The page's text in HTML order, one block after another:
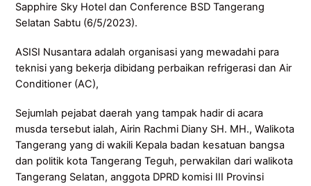
Sapphire Sky Hotel dan Conference BSD Tangerang
Selatan Sabtu (6/5/2023).
ASISI Nusantara adalah organisasi yang mewadahi para
teknisi yang bekerja dibidang perbaikan refrigerasi dan Air
Conditioner (AC),
Sejumlah pejabat daerah yang tampak hadir di acara
musda tersebut ialah, Airin Rachmi Diany SH. MH., Walikota
Tangerang yang di wakili Kepala badan kesatuan bangsa
dan politik kota Tangerang Teguh, perwakilan dari walikota
Tangerang Selatan, anggota DPRD komisi III Provinsi